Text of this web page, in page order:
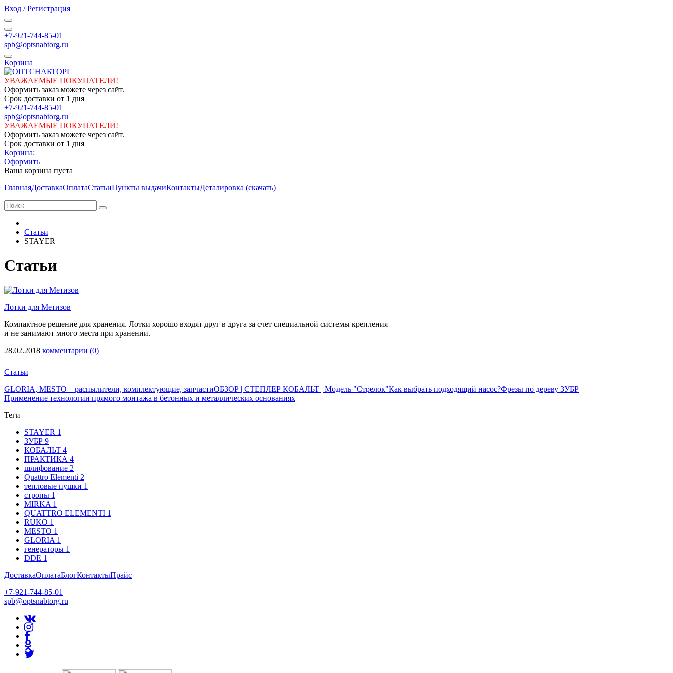
Вход / Регистрация
+7-921-744-85-01
spb@optsnabtorg.ru
Корзина
УВАЖАЕМЫЕ ПОКУПАТЕЛИ!
Оформить заказ можете через сайт.
Срок доставки от 1 дня
+7-921-744-85-01
spb@optsnabtorg.ru
УВАЖАЕМЫЕ ПОКУПАТЕЛИ!
Оформить заказ можете через сайт.
Срок доставки от 1 дня
Корзина:
Оформить
Ваша корзина пуста
ГлавнаяДоставкаОплатаСтатьиПункты выдачиКонтактыДеталировка (скачать)
Статьи
STAYER
Статьи
Лотки для Метизов
Компактное решение для хранения. Лотки хорошо входят друг в друга за счет специальной системы крепления
и не занимают много места при хранении.
28.02.2018 комментарии (0)
Статьи
GLORIA, MESTO – распылители, комплектующие, запчастиОБЗОР | СТЕПЛЕР КОБАЛЬТ | Модель "Стрелок"Как выбрать подходящий насос?Фрезы по дереву ЗУБР
Применение технологии прямого монтажа в бетонных и металлических основаниях
Теги
STAYER 1
ЗУБР 9
КОБАЛЬТ 4
ПРАКТИКА 4
шлифование 2
Quattro Elementi 2
тепловые пушки 1
стропы 1
MIRKA 1
QUATTRO ELEMENTI 1
RUKO 1
MESTO 1
GLORIA 1
генераторы 1
DDE 1
ДоставкаОплатаБлогКонтактыПрайс
+7-921-744-85-01
spb@optsnabtorg.ru